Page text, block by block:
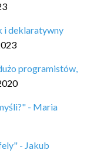
i deklaratywny
programistów,
- Maria
- Jakub